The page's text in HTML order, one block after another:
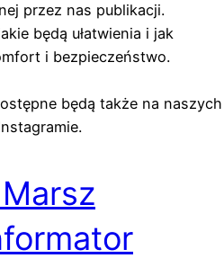
przez nas publikacji.
będą ułatwienia i jak
i bezpieczeństwo.
będą także na naszych